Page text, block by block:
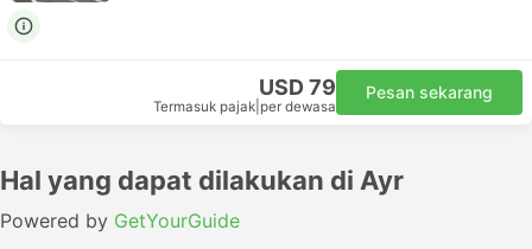
USD 79
Termasuk pajak per dewasa
Pesan sekarang
Hal yang dapat dilakukan di Ayr
Powered by GetYourGuide